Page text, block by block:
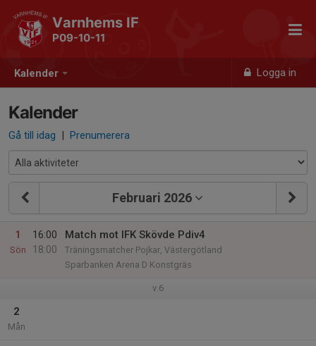
Kalender Logga in
Varnhems IF
P09-10-11
Kalender
Gå till idag | Prenumerera
Februari 2026
1
Sön
16:00
18:00
Match mot IFK Skövde Pdiv4
Träningsmatcher Pojkar, Västergötland
Sparbanken Arena D Konstgräs
v.6
2
Mån